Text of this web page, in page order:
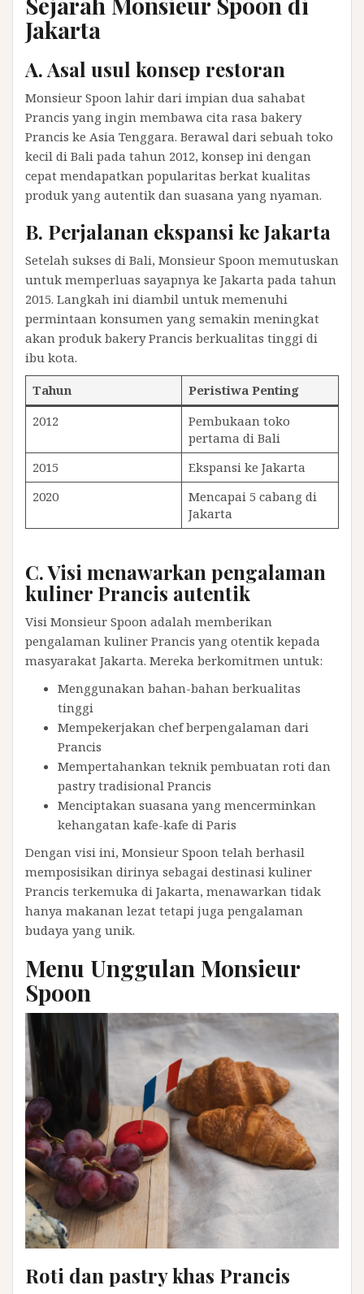
Jakarta
A. Asal usul konsep restoran
Monsieur Spoon lahir dari impian dua sahabat
Prancis yang ingin membawa cita rasa bakery
Prancis ke Asia Tenggara. Berawal dari sebuah toko
kecil di Bali pada tahun 2012, konsep ini dengan
cepat mendapatkan popularitas berkat kualitas
produk yang autentik dan suasana yang nyaman.
B. Perjalanan ekspansi ke Jakarta
Setelah sukses di Bali, Monsieur Spoon memutuskan
untuk memperluas sayapnya ke Jakarta pada tahun
2015. Langkah ini diambil untuk memenuhi
permintaan konsumen yang semakin meningkat
akan produk bakery Prancis berkualitas tinggi di
ibu kota.
Tahun
Peristiwa Penting
2012
Pembukaan toko
pertama di Bali
2015
Ekspansi ke Jakarta
2020
Mencapai 5 cabang di
Jakarta
C. Visi menawarkan pengalaman
kuliner Prancis autentik
Visi Monsieur Spoon adalah memberikan
pengalaman kuliner Prancis yang otentik kepada
masyarakat Jakarta. Mereka berkomitmen untuk:
Menggunakan bahan-bahan berkualitas
tinggi
Mempekerjakan chef berpengalaman dari
Prancis
Mempertahankan teknik pembuatan roti dan
pastry tradisional Prancis
Menciptakan suasana yang mencerminkan
kehangatan kafe-kafe di Paris
Dengan visi ini, Monsieur Spoon telah berhasil
memposisikan dirinya sebagai destinasi kuliner
Prancis terkemuka di Jakarta, menawarkan tidak
hanya makanan lezat tetapi juga pengalaman
budaya yang unik.
Menu Unggulan Monsieur
Spoon
Roti dan pastry khas Prancis